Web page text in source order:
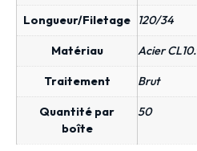
Longueur/Filetage 120/34
Matériau Acier
Traitement Brut
Quantité par
boîte
50